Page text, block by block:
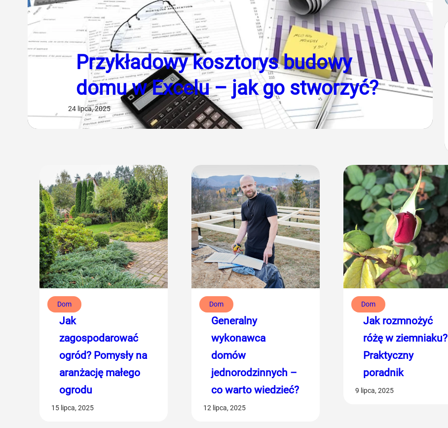
Przykładowy kosztorys budowy
domu w Excelu – jak go stworzyć?
24 lipca, 2025
Dom
Jak
zagospodarować
ogród? Pomysły na
aranżację małego
ogrodu
15 lipca, 2025
Dom
Generalny
wykonawca
domów
jednorodzinnych –
co warto wiedzieć?
12 lipca, 2025
Dom
Jak rozmnożyć
różę w ziemniaku?
Praktyczny
poradnik
9 lipca, 2025